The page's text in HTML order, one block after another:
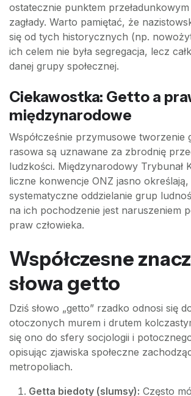
ostatecznie punktem
zagłady. Warto pamiętać, że
się od tych historycznych (np.
ich celem nie była segregacja, lecz
danej grupy społecznej.
Ciekawostka: Getto a
międzynarodowe
Współcześnie przymusowe tworzenie
rasowa są uznawane za zbrodnię
ludzkości. Międzynarodowy Trybunał
liczne konwencje ONZ jasno określają,
systematyczne oddzielanie grup
na ich pochodzenie jest naruszeniem
praw człowieka.
Współczesne
słowa getto
Dziś słowo „getto” rzadko odnosi się
otoczonych murem i drutem
się ono do sfery socjologii i
opisując zjawiska społeczne
metropoliach.
Getta biedoty (slumsy): Często